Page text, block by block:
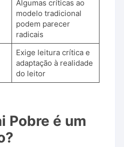
Algumas críticas ao
modelo tradicional
podem parecer
radicais
Exige leitura crítica e
adaptação à realidade
do leitor
Pobre é um